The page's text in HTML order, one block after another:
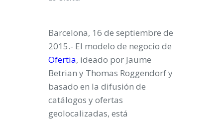
Barcelona, 16 de septiembre de
2015.- El modelo de negocio de
Ofertia, ideado por Jaume
Betrian y Thomas Roggendorf y
basado en la difusión de
catálogos y ofertas
geolocalizadas, está